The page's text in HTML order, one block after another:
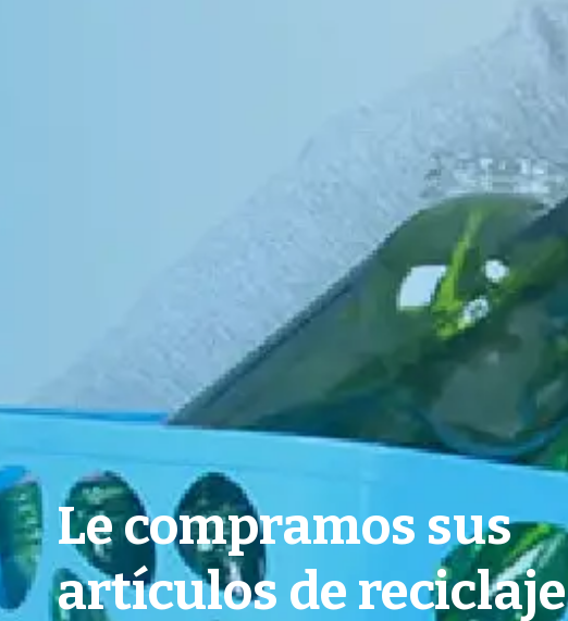
Le compramos sus
artículos de reciclaje